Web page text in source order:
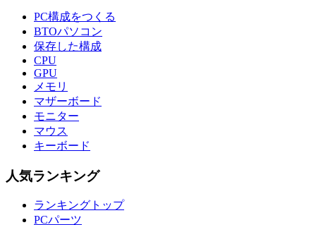
PC構成をつくる
BTOパソコン
保存した構成
CPU
GPU
メモリ
マザーボード
モニター
マウス
キーボード
人気ランキング
ランキングトップ
PCパーツ